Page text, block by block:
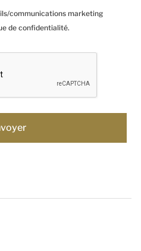
communications marketing
de confidentialité.